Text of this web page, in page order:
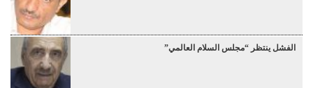
الفشل ينتظر “مجلس السلام العالمي”